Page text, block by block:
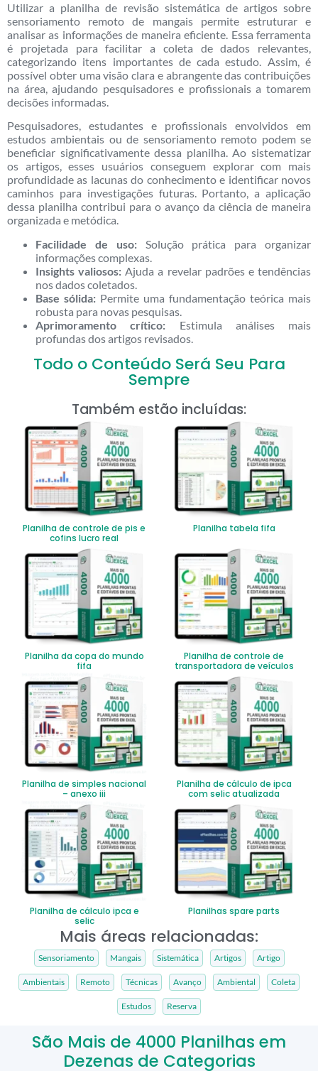
Utilizar a planilha de revisão sistemática de artigos sobre
sensoriamento remoto de mangais permite estruturar e
analisar as informações de maneira eficiente. Essa ferramenta
é projetada para facilitar a coleta de dados relevantes,
categorizando itens importantes de cada estudo. Assim, é
possível obter uma visão clara e abrangente das contribuições
na área, ajudando pesquisadores e profissionais a tomarem
decisões informadas.
Pesquisadores, estudantes e profissionais envolvidos em
estudos ambientais ou de sensoriamento remoto podem se
beneficiar significativamente dessa planilha. Ao sistematizar
os artigos, esses usuários conseguem explorar com mais
profundidade as lacunas do conhecimento e identificar novos
caminhos para investigações futuras. Portanto, a aplicação
dessa planilha contribui para o avanço da ciência de maneira
organizada e metódica.
Facilidade de uso:Solução prática para organizar
informações complexas.
Insights valiosos: Ajuda a revelar padrões e tendências
nos dados coletados.
Base sólida: Permite uma fundamentação teórica mais
robusta para novas pesquisas.
Aprimoramento crítico: Estimula análises mais
profundas dos artigos revisados.
Todo o Conteúdo Será Seu Para
Sempre
Também estão incluídas:
Planilha de controle de pis e
cofins lucro real
Planilha tabela fifa
Planilha da copa do mundo
fifa
Planilha de controle de
transportadora de veículos
Planilha de simples nacional
– anexo iii
Planilha de cálculo de ipca
com selic atualizada
Planilha de cálculo ipca e
selic
Planilhas spare parts
Mais áreas relacionadas:
Sensoriamento Mangais Sistemática Artigos Artigo
Ambientais Remoto Técnicas Avanço Ambiental Coleta
Estudos Reserva
São Mais de 4000 Planilhas em
Dezenas de Categorias